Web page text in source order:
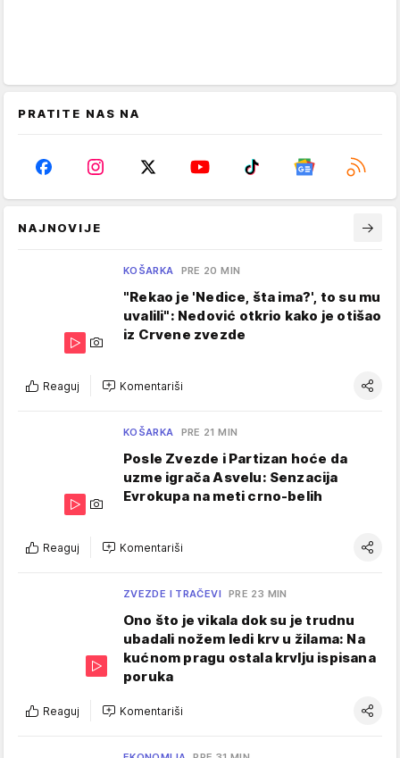
PRATITE NAS NA
NAJNOVIJE
KOŠARKA PRE 20 MIN
"Rekao je 'Nedice, šta ima?', to su mu
uvalili": Nedović otkrio kako je otišao
iz Crvene zvezde
Reaguj Komentariši
KOŠARKA PRE 21 MIN
Posle Zvezde i Partizan hoće da
uzme igrača Asvelu: Senzacija
Evrokupa na meti crno-belih
Reaguj Komentariši
ZVEZDE I TRAČEVI PRE 23 MIN
Ono što je vikala dok su je trudnu
ubadali nožem ledi krv u žilama: Na
kućnom pragu ostala krvlju ispisana
poruka
Reaguj Komentariši